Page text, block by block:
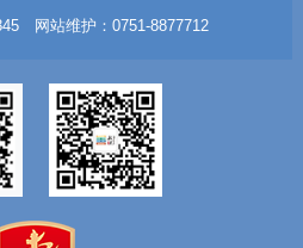
网站维护：0751-8877712